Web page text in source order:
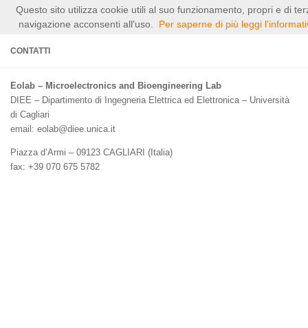
Salta al contenuto
CONTATTI
Eolab – Microelectronics and Bioengineering Lab
DIEE – Dipartimento di Ingegneria Elettrica ed Elettronica – Università
di Cagliari
email: eolab@diee.unica.it
Piazza d’Armi – 09123 CAGLIARI (Italia)
fax: +39 070 675 5782
Questo sito utilizza cookie utili al suo funzionamento, propri e di
navigazione acconsenti all'uso.
Per saperne di più leggi